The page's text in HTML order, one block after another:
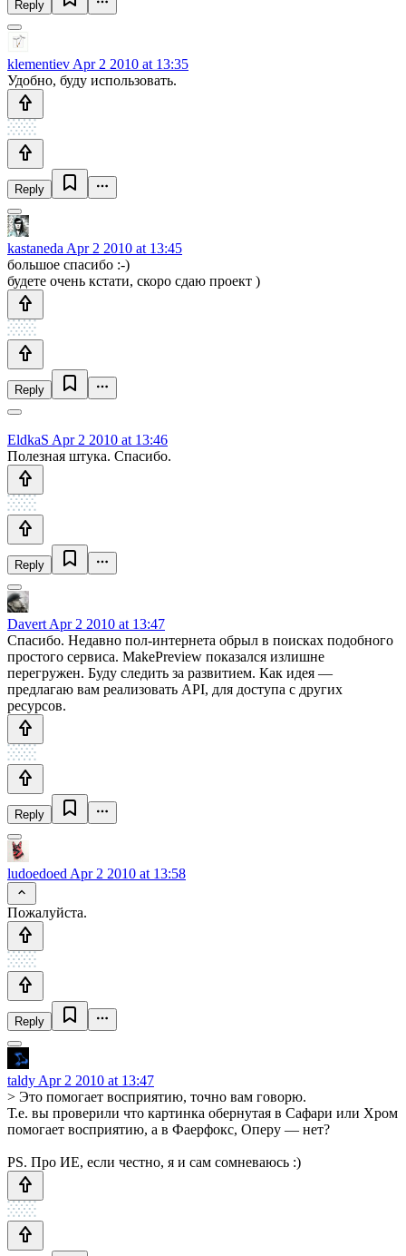
Reply
klementiev Apr 2 2010 at 13:35
Удобно, буду использовать.
Reply
kastaneda Apr 2 2010 at 13:45
большое спасибо :-)
будете очень кстати, скоро сдаю проект )
Reply
EldkaS Apr 2 2010 at 13:46
Полезная штука. Спасибо.
Reply
Davert Apr 2 2010 at 13:47
Спасибо. Недавно пол-интернета обрыл в поисках подобного
простого сервиса. MakePreview показался излишне
перегружен. Буду следить за развитием. Как идея —
предлагаю вам реализовать API, для доступа с других
ресурсов.
Reply
ludoedoed Apr 2 2010 at 13:58
Пожалуйста.
Reply
taldy Apr 2 2010 at 13:47
> Это помогает восприятию, точно вам говорю.
Т.е. вы проверили что картинка обернутая в Сафари или Хром
помогает восприятию, а в Фаерфокс, Оперу — нет?
PS. Про ИЕ, если честно, я и сам сомневаюсь :)